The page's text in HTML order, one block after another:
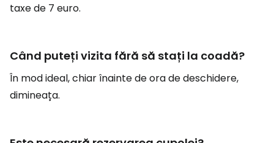
taxe de 7 euro.
Când puteți vizita fără să stați la coadă?
În mod ideal, chiar înainte de ora de deschidere,
dimineața.